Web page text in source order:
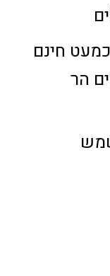
חינם
הר